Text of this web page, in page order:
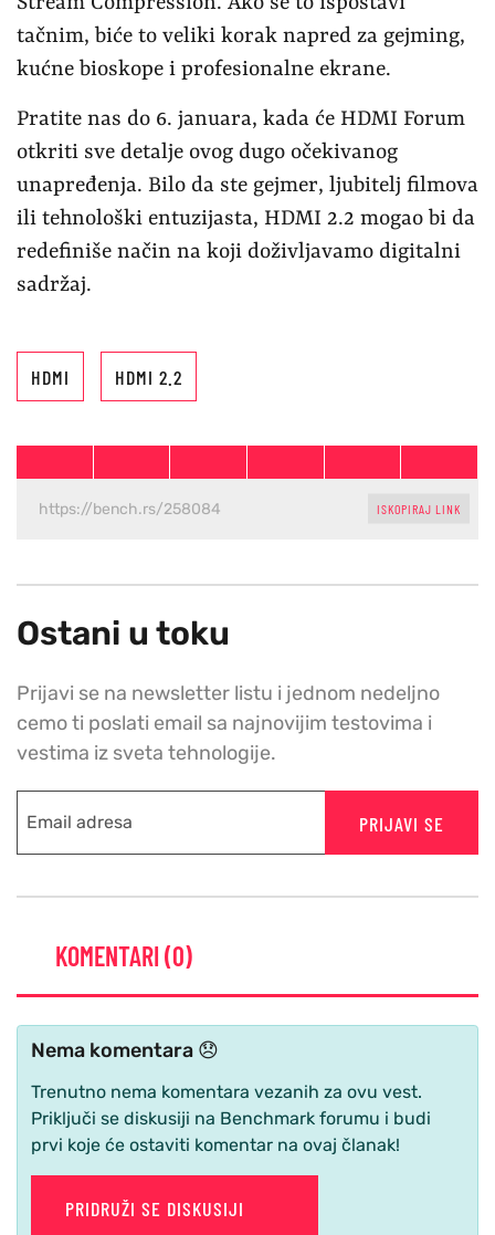
tačnim, biće to veliki korak napred za gejming,
kućne bioskope i profesionalne ekrane.
Pratite nas do 6. januara, kada će HDMI Forum
otkriti sve detalje ovog dugo očekivanog
unapređenja. Bilo da ste gejmer, ljubitelj filmova
ili tehnološki entuzijasta, HDMI 2.2 mogao bi da
redefiniše način na koji doživljavamo digitalni
sadržaj.
HDMI HDMI 2.2
ISKOPIRAJ LINK
Ostani u toku
Prijavi se na newsletter listu i jednom nedeljno
cemo ti poslati email sa najnovijim testovima i
vestima iz sveta tehnologije.
PRIJAVI SE
KOMENTARI (0)
Nema komentara 😞
Trenutno nema komentara vezanih za ovu vest.
Priključi se diskusiji na Benchmark forumu i budi
prvi koje će ostaviti komentar na ovaj članak!
PRIDRUŽI SE DISKUSIJI